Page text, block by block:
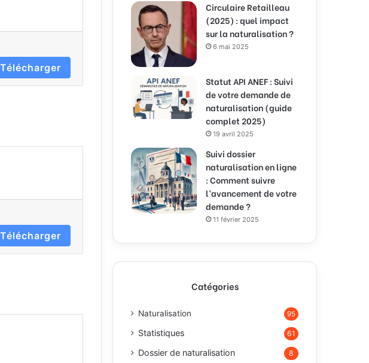
Télécharger
Télécharger
Circulaire Retailleau
(2025) : quel impact
sur la naturalisation ?
6 mai 2025
Statut API ANEF : Suivi
de votre demande de
naturalisation (guide
complet 2025)
19 avril 2025
Suivi dossier
naturalisation en ligne
: Comment suivre
l’avancement de votre
demande ?
11 février 2025
Catégories
Naturalisation 95
Statistiques 61
Dossier de naturalisation 8